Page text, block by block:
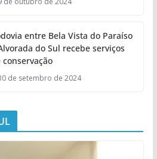
entre Bela Vista do Paraíso
do Sul recebe serviços
conservação
de setembro de 2024